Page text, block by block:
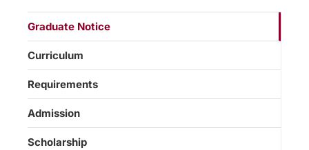
Graduate Notice
Curriculum
Requirements
Admission
Scholarship